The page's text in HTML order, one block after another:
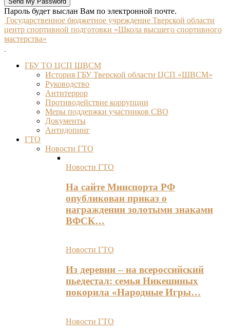
Пароль будет выслан Вам по электронной почте.
Государственное бюджетное учреждение Тверской области
центр спортивной подготовки «Школа высшего спортивного
мастерства»
ГБУ ТО ЦСП ШВСМ
История ГБУ Тверской области ЦСП «ШВСМ»
Руководство
Антитеррор
Противодействие коррупции
Меры поддержки участников СВО
Документы
Антидопинг
ГТО
Новости ГТО
Новости ГТО
На сайте Минспорта РФ
опубликован приказ о
награждении золотыми знаками
ВФСК…
Новости ГТО
Из деревни – на всероссийский
пьедестал: семья Никешиных
покорила «Народные Игры…
Новости ГТО